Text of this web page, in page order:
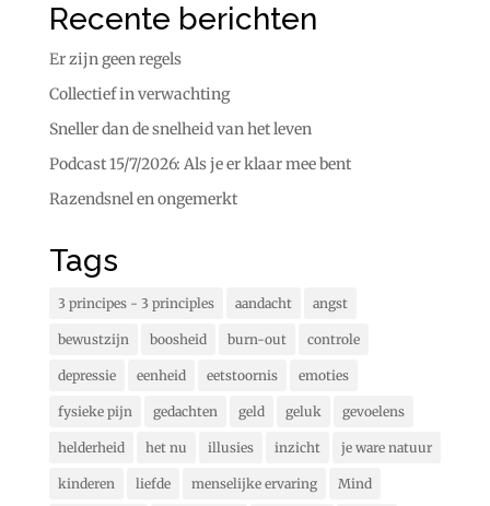
Recente berichten
Er zijn geen regels
Collectief in verwachting
Sneller dan de snelheid van het leven
Podcast 15/7/2026: Als je er klaar mee bent
Razendsnel en ongemerkt
Tags
3 principes - 3 principles aandacht angst
bewustzijn boosheid burn-out controle
depressie eenheid eetstoornis emoties
fysieke pijn gedachten geld geluk gevoelens
helderheid het nu illusies inzicht je ware natuur
kinderen liefde menselijke ervaring Mind